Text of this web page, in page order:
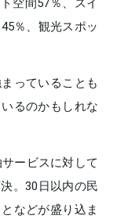
％、観光スポッ
っていることも
るのかもしれな
ービスに対して
。30日以内の民
などが盛り込ま